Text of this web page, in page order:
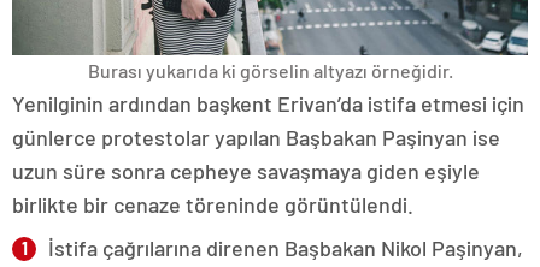
Burası yukarıda ki görselin altyazı örneğidir.
Yenilginin ardından başkent Erivan’da istifa etmesi için
günlerce protestolar yapılan Başbakan Paşinyan ise
uzun süre sonra cepheye savaşmaya giden eşiyle
birlikte bir cenaze töreninde görüntülendi.
İstifa çağrılarına direnen Başbakan Nikol Paşinyan,